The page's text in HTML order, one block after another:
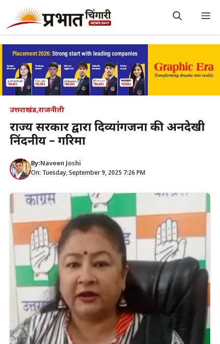
content
उत्तराखंड,राजनीती
राज्य सरकार द्वारा दिव्यांगजनों की अनदेखी
निंदनीय – गरिमा
By:Naveen Joshi
On: Tuesday, September 9, 2025 7:26 PM